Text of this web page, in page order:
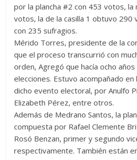
por la plancha #2 con 453 votos, la
votos, la de la casilla 1 obtuvo 290
con 235 sufragios.
Mérido Torres, presidente de la
que el proceso transcurrió con
orden, Agregó que hacía ocho
elecciones. Estuvo acompañado en
dicho evento electoral, por Anulfo
Elizabeth Pérez, entre otros.
Además de Medrano Santos, la
compuesta por Rafael Clemente
Rosó Benzan, primer y segundo
respectivamente. También están